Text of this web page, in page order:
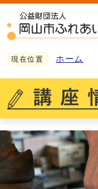
現在位置 ホーム